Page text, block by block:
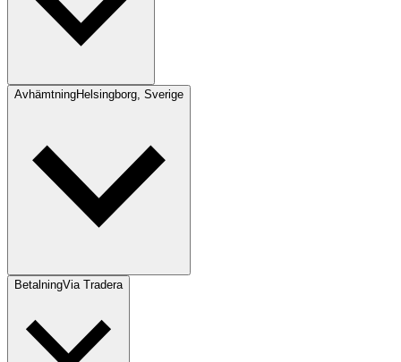
AvhämtningHelsingborg, Sverige
BetalningVia Tradera